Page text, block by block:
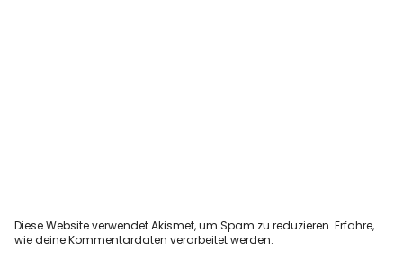
Diese Website verwendet Akismet, um Spam zu reduzieren.Erfahre,
wie deine Kommentardaten verarbeitet werden.